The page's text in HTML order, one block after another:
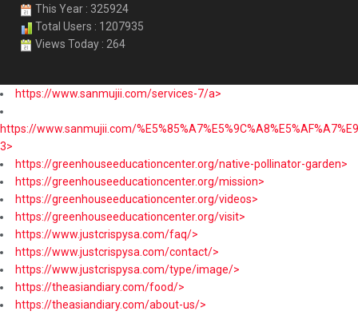
This Year : 325924
Total Users : 1207935
Views Today : 264
https://www.sanmujii.com/services-7/a>
https://www.sanmujii.com/
3>
https://greenhouseeducationcenter.org/native-pollinator-garden>
https://greenhouseeducationcenter.org/mission>
https://greenhouseeducationcenter.org/videos>
https://greenhouseeducationcenter.org/visit>
https://www.justcrispysa.com/faq/>
https://www.justcrispysa.com/contact/>
https://www.justcrispysa.com/type/image/>
https://theasiandiary.com/food/>
https://theasiandiary.com/about-us/>